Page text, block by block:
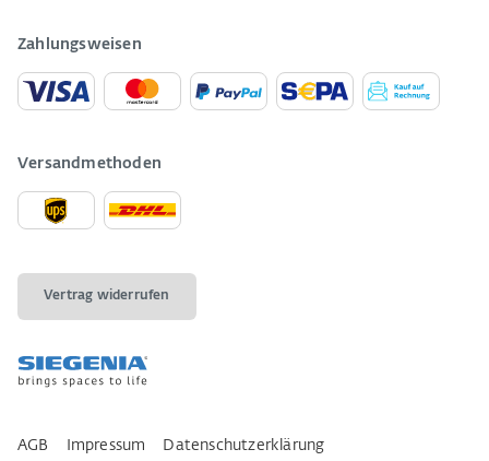
Zahlungsweisen
Versandmethoden
Vertrag widerrufen
AGB Impressum Datenschutzerklärung